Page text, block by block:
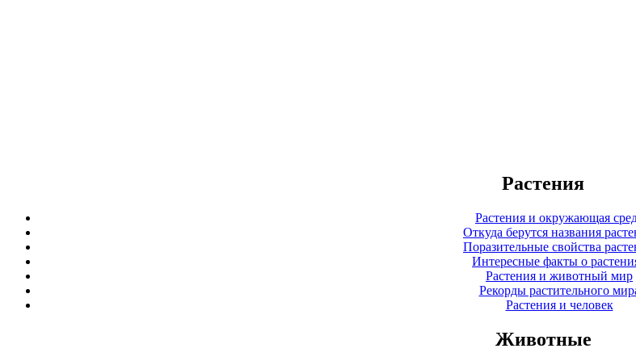
Растения
Растения и окружающая
Откуда берутся названия
Поразительные свойства
Интересные факты о
Растения и животный мир
Рекорды растительного
Растения и человек
Животные